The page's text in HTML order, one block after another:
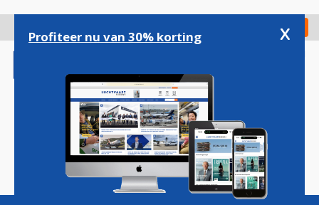
gaan
Check in
Magazine Podcasts Vacatures
Profiteer nu van 30% korting x